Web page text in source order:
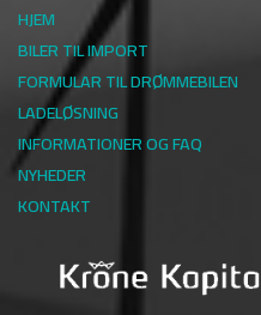
HJEM
BILER TIL IMPORT
FORMULAR TIL DRØMMEBILEN
LADELØSNING
INFORMATIONER OG FAQ
NYHEDER
KONTAKT